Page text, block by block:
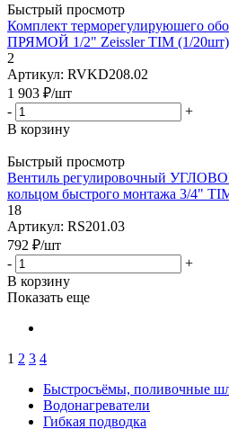
Быстрый просмотр
Комплект терморегулируюшего
ПРЯМОЙ 1/2" Zeissler TIM (1/20шт)
2
Артикул: RVKD208.02
1 903 ₽/шт
-
+
В корзину
Быстрый просмотр
Вентиль регулировочный
кольцом быстрого монтажа 3/4"
18
Артикул: RS201.03
792 ₽/шт
-
+
В корзину
Показать еще
1 2 3 4
Быстросъёмы, поливочные
Водонагреватели
Гибкая подводка